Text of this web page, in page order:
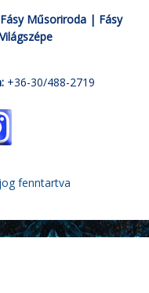
Fásy Műsoriroda | Fásy
+36-30/488-2719
fenntartva